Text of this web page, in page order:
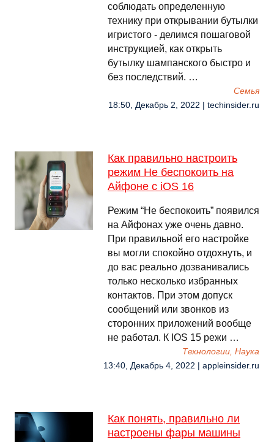
соблюдать определенную
технику при открывании бутылки
игристого - делимся пошаговой
инструкцией, как открыть
бутылку шампанского быстро и
без последствий. …
Семья
18:50, Декабрь 2, 2022 | techinsider.ru
Как правильно настроить
режим Не беспокоить на
Айфоне с iOS 16
Режим “Не беспокоить” появился
на Айфонах уже очень давно.
При правильной его настройке
вы могли спокойно отдохнуть, и
до вас реально дозванивались
только несколько избранных
контактов. При этом допуск
сообщений или звонков из
сторонних приложений вообще
не работал. К IOS 15 режи …
Технологии, Наука
13:40, Декабрь 4, 2022 | appleinsider.ru
Как понять, правильно ли
настроены фары машины